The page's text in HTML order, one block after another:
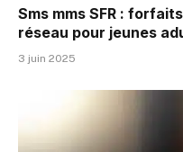
Sms mms SFR :
réseau pour jeunes
3 juin 2025